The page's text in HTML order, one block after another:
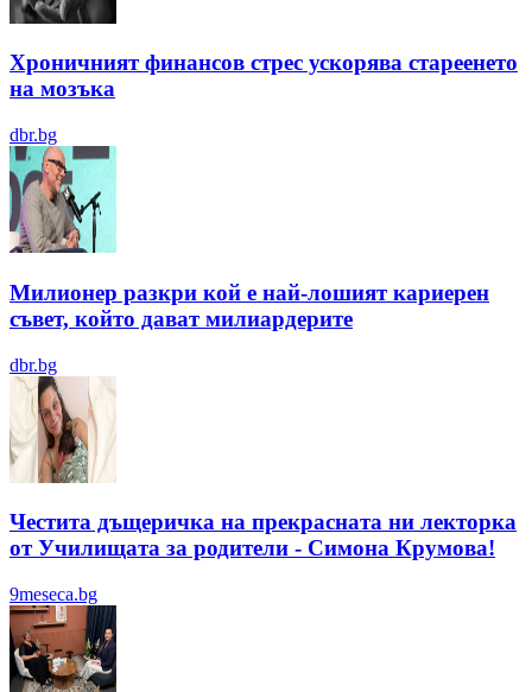
Хроничният финансов стрес ускорява стареенето
на мозъка
dbr.bg
Милионер разкри кой е най-лошият кариерен
съвет, който дават милиардерите
dbr.bg
Честита дъщеричка на прекрасната ни лекторка
от Училищата за родители - Симона Крумова!
9meseca.bg